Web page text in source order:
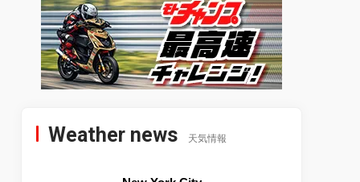
Weather news 天気情報